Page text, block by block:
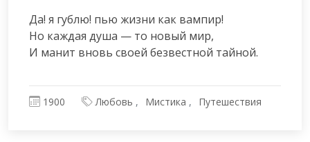
Да! я гублю! пью жизни как вампир!
Но каждая душа — то новый мир,
И манит вновь своей безвестной тайной.
1900 Любовь Мистика Путешествия